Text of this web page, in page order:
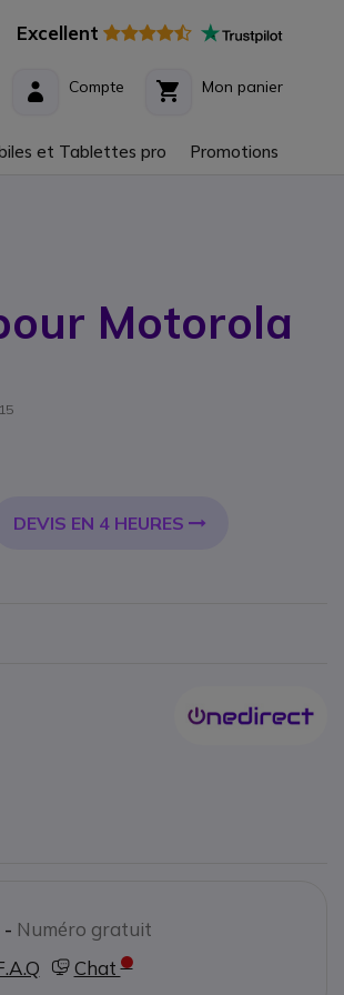
Excellent
Mon panier
Compte
et Tablettes pro Promotions
Motorola
DEVIS EN 4 HEURES
- Numéro gratuit
Chat